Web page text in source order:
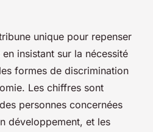
unique pour repenser
insistant sur la nécessité
formes de discrimination
Les chiffres sont
personnes concernées
développement, et les